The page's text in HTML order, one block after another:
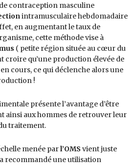
contraception masculine
intramusculaire hebdomadaire
en augmentant le taux de
cette méthode vise à
( petite région située au cœur du
croire qu’une production élevée de
en cours, ce qui déclenche alors une
!
présente l’avantage d’être
ainsi aux hommes de retrouver leur
traitement.
menée parl’OMS vient juste
a recommandé une utilisation